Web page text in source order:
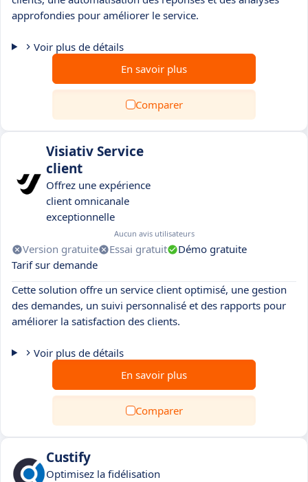
approfondies pour améliorer le service.
Voir plus de détails
En savoir plus
Comparer
Visiativ Service
client
Offrez une expérience
client omnicanale
exceptionnelle
Aucun avis utilisateurs
Version gratuite Essai gratuit
Démo gratuite
Tarif sur demande
Cette solution offre un service client optimisé, une gestion
des demandes, un suivi personnalisé et des rapports pour
améliorer la satisfaction des clients.
Voir plus de détails
En savoir plus
Comparer
Custify
Optimisez la fidélisation